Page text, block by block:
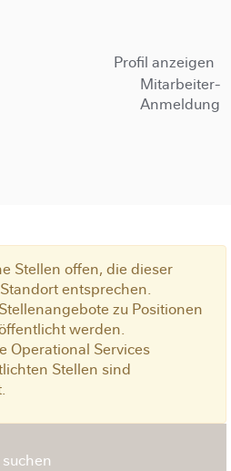
Profil anzeigen
Mitarbeiter-
Anmeldung
Stellen offen, die dieser
entsprechen.
zu Positionen
werden.
Operational Services
Stellen sind